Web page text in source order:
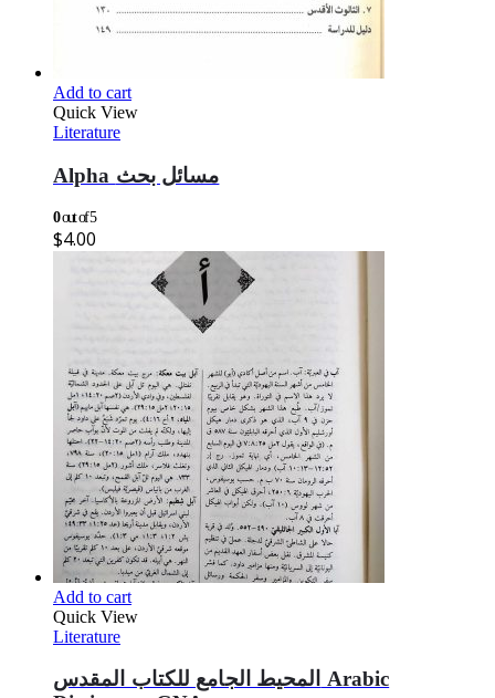
Add to cart
Quick View
Literature
Alpha مسائل بحث
0out of 5
$4.00
Add to cart
Quick View
Literature
المحيط الجامع للكتاب المقدس Arabic